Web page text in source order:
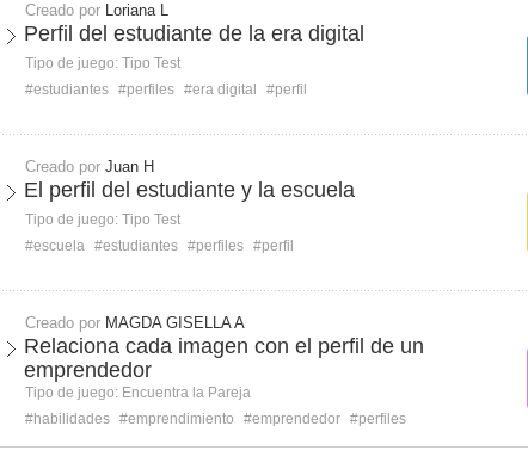
Creado por Loriana L
Perfil del estudiante de la era digital
Tipo de juego: Tipo Test
#estudiantes #perfiles #era digital #perfil
Creado por Juan H
El perfil del estudiante y la escuela
Tipo de juego: Tipo Test
#escuela #estudiantes #perfiles #perfil
Creado por MAGDA GISELLA A
Relaciona cada imagen con el perfil de un
emprendedor
Tipo de juego: Encuentra la Pareja
#habilidades #emprendimiento #emprendedor #perfiles